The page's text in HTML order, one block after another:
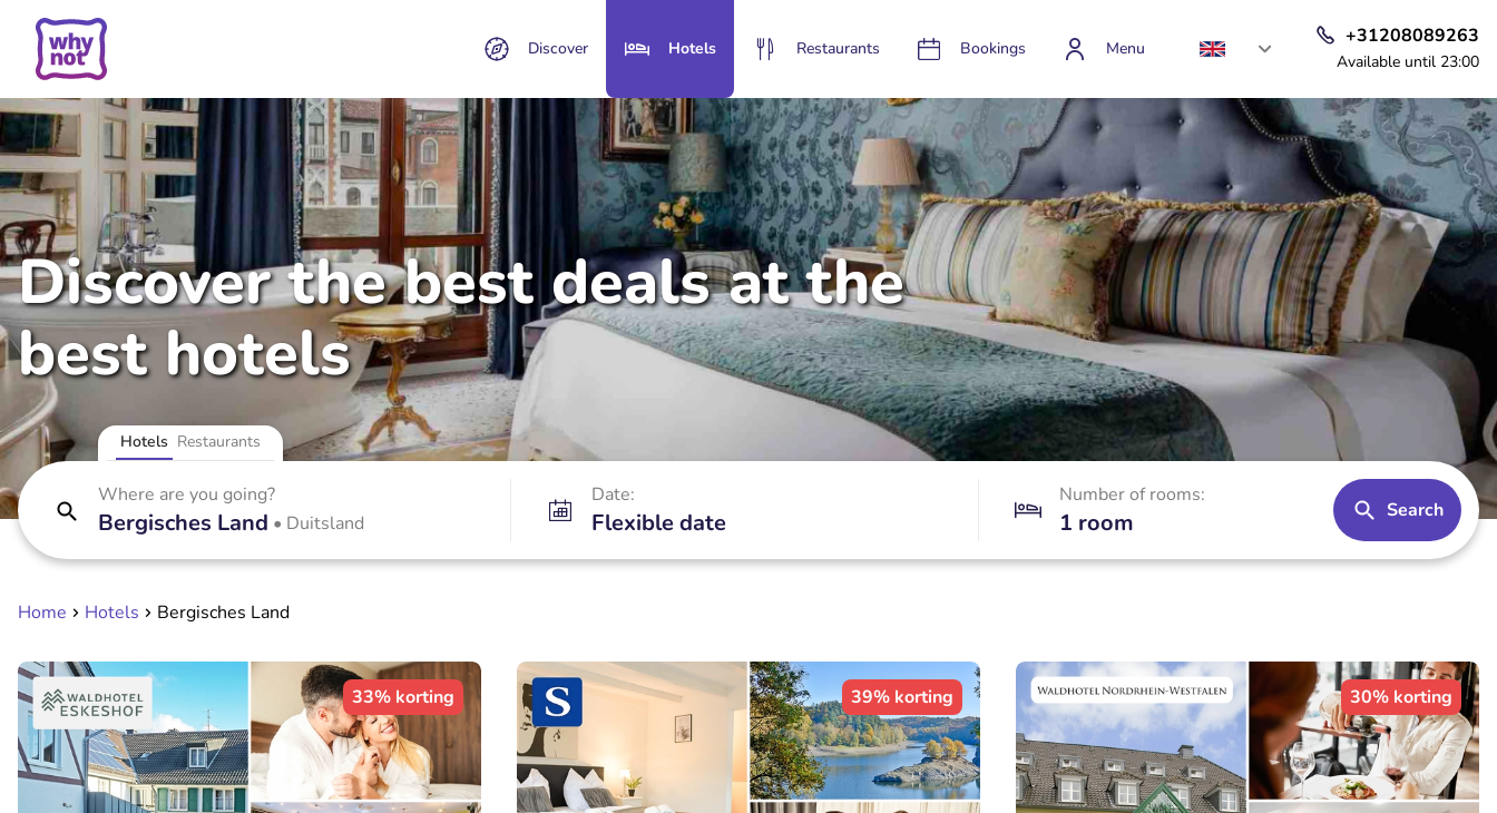
Discover Hotels Restaurants Bookings Menu
+31208089263
Available until 23:00
Discover the best deals at the
best hotels
Hotels Restaurants
Where are you going?
Bergisches Land • Duitsland
Date:
Flexible date
Number of rooms:
1 room Search
Home Hotels Bergisches Land
33% korting 39% korting 30% korting